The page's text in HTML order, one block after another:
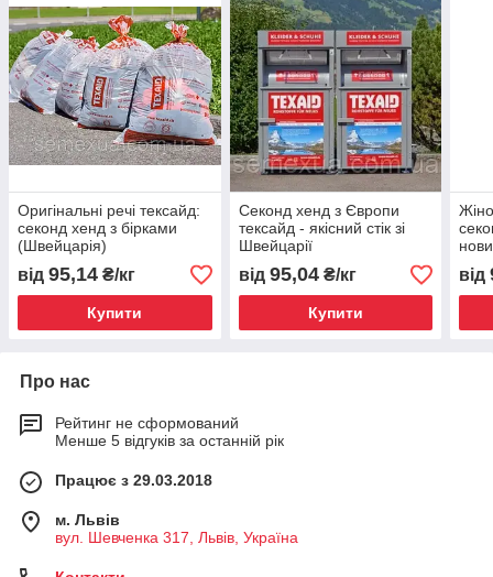
Оригінальні речі тексайд:
секонд хенд з бірками
(Швейцарія)
від 95,14 ₴/кг
Купити
Секонд хенд з Європи
тексайд - якісний стік зі
Швейцарії
від 95,04₴/кг
Купити
від
Про нас
Рейтинг не сформований
Менше 5 відгуків за останній рік
Працює з 29.03.2018
м. Львів
вул. Шевченка 317, Львів, Україна